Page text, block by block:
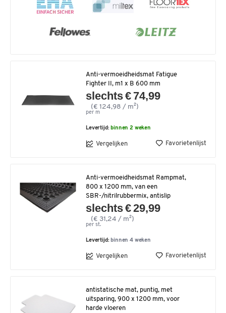
Anti-vermoeidheidsmat Fatigue
Fighter II, m1 x B 600 mm
slechts € 74,99
(€ 124,98 / m²)
per m
Levertijd:binnen 2 weken
Vergelijken Favorietenlijst
Anti-vermoeidheidsmat Rampmat,
800 x 1200 mm, van een
SBR-/nitrilrubbermix, antislip
slechts € 29,99
(€ 31,24 / m²)
per st.
Levertijd:binnen 4 weken
Vergelijken Favorietenlijst
antistatische mat, puntig, met
uitsparing, 900 x 1200 mm, voor
harde vloeren